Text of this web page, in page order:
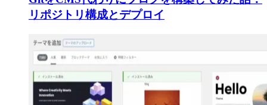
リポジトリ構成とデプロイ